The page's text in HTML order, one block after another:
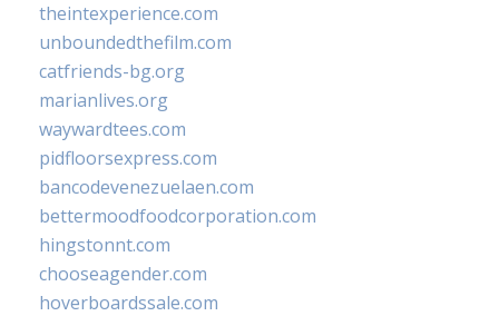
theintexperience.com
unboundedthefilm.com
catfriends-bg.org
marianlives.org
waywardtees.com
pidfloorsexpress.com
bancodevenezuelaen.com
bettermoodfoodcorporation.com
hingstonnt.com
chooseagender.com
hoverboardssale.com